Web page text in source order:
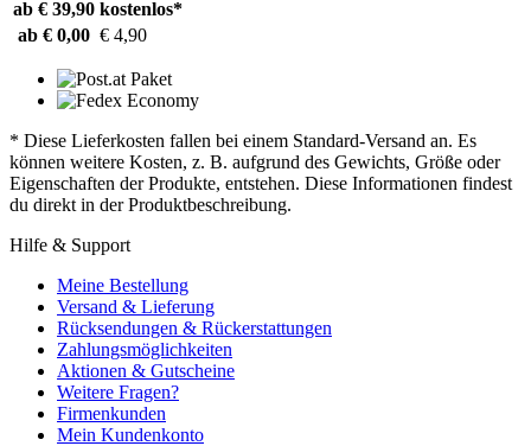
ab € 39,90 kostenlos*
ab € 0,00 € 4,90
* Diese Lieferkosten fallen bei einem Standard-Versand an. Es
können weitere Kosten, z. B. aufgrund des Gewichts, Größe oder
Eigenschaften der Produkte, entstehen. Diese Informationen findest
du direkt in der Produktbeschreibung.
Hilfe & Support
Meine Bestellung
Versand & Lieferung
Rücksendungen & Rückerstattungen
Zahlungsmöglichkeiten
Aktionen & Gutscheine
Weitere Fragen?
Firmenkunden
Mein Kundenkonto